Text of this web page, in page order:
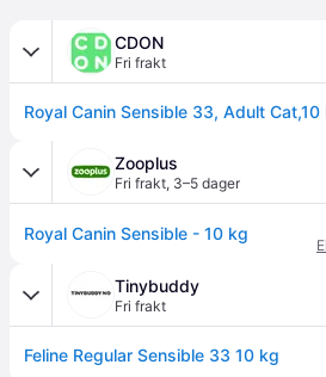
CDON
Fri frakt
Royal Canin Sensible 33, Adult Cat,10
Zooplus
Fri frakt, 3–5 dager
Royal Canin Sensible - 10 kg
Tinybuddy
Fri frakt
Feline Regular Sensible 33 10 kg